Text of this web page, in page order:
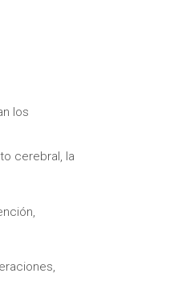
los
cerebral, la